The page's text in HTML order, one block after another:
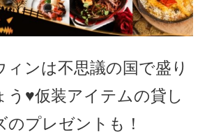
ィンは不思議の国で盛り
う♥仮装アイテムの貸し
のプレゼントも！